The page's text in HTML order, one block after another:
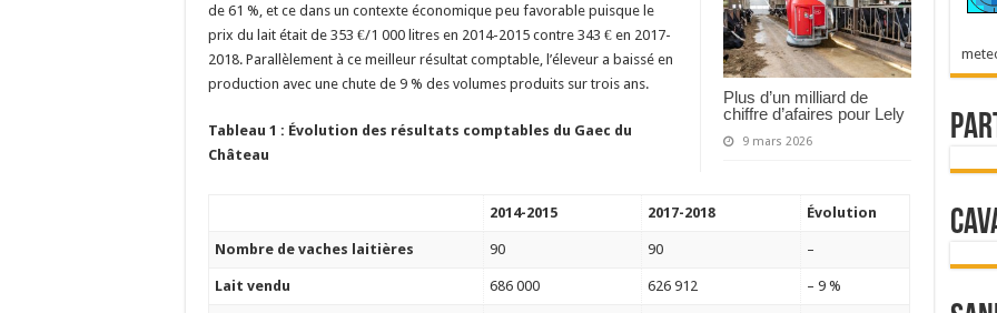
Plus d’un milliard de
chiffre d’afaires pour Lely
9 mars 2026
de 61 %, et ce dans un contexte économique peu favorable puisque le
prix du lait était de 353 €/1 000 litres en 2014-2015 contre 343 € en 2017-
2018. Parallèlement à ce meilleur résultat comptable, l’éleveur a baissé en
production avec une chute de 9 % des volumes produits sur trois ans.
Tableau 1 : Évolution des résultats comptables du Gaec du
Château
2014-2015 2017-2018 Évolution
Nombre de vaches laitières 90 90 –
Lait vendu 686 000 626 912 – 9 %